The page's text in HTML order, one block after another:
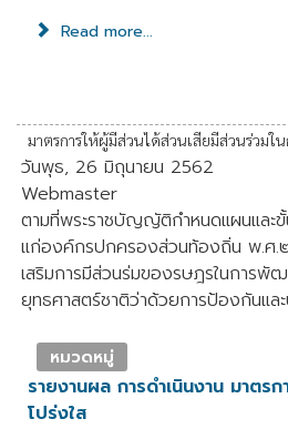
Read more...
มาตรการให้ผู้มีส่วนได้ส่วนเสียมีส่วนร่วมใน
วันพุธ, 26 มิถุนายน 2562
Webmaster
ตามที่พระราชบัญญัติกำหนดแผนและขั้
แก่องค์กรปกครองส่วนท้องถิ่น พ.ศ.
เสริมการมีส่วนร่มของรษฎรในการพั
ยุทธศาสตร์ชาติว่าด้วยการป้องกันแล
หมวดหมู่
รายงานผล การดำเนินงาน มาตร
โปร่งใส